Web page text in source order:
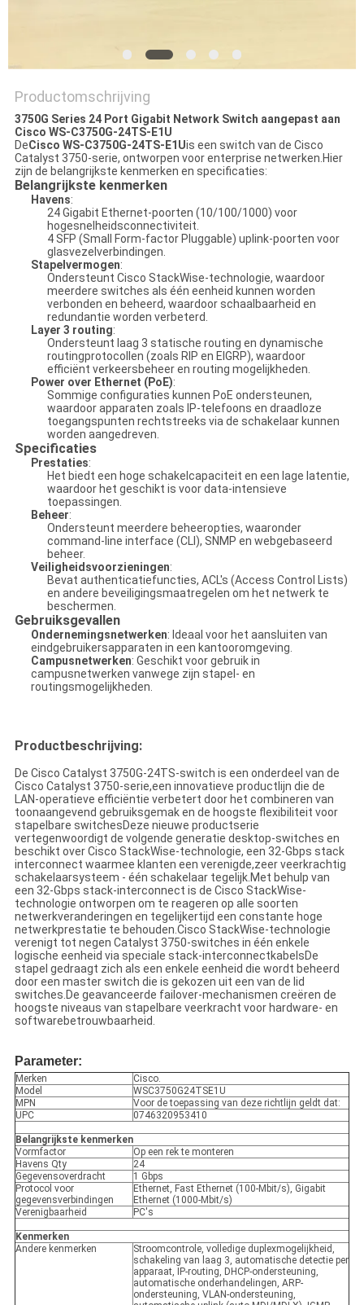
Productomschrijving
3750G Series 24 Port Gigabit Network Switch aangepast aan
Cisco WS-C3750G-24TS-E1U
DeCisco WS-C3750G-24TS-E1Uis een switch van de Cisco
Catalyst 3750-serie, ontworpen voor enterprise netwerken.Hier
zijn de belangrijkste kenmerken en specificaties:
Belangrijkste kenmerken
Havens:
24 Gigabit Ethernet-poorten (10/100/1000) voor
hogesnelheidsconnectiviteit.
4 SFP (Small Form-factor Pluggable) uplink-poorten voor
glasvezelverbindingen.
Stapelvermogen:
Ondersteunt Cisco StackWise-technologie, waardoor
meerdere switches als één eenheid kunnen worden
verbonden en beheerd, waardoor schaalbaarheid en
redundantie worden verbeterd.
Layer 3 routing:
Ondersteunt laag 3 statische routing en dynamische
routingprotocollen (zoals RIP en EIGRP), waardoor
efficiënt verkeersbeheer en routing mogelijkheden.
Power over Ethernet (PoE):
Sommige configuraties kunnen PoE ondersteunen,
waardoor apparaten zoals IP-telefoons en draadloze
toegangspunten rechtstreeks via de schakelaar kunnen
worden aangedreven.
Specificaties
Prestaties:
Het biedt een hoge schakelcapaciteit en een lage latentie,
waardoor het geschikt is voor data-intensieve
toepassingen.
Beheer:
Ondersteunt meerdere beheeropties, waaronder
command-line interface (CLI), SNMP en webgebaseerd
beheer.
Veiligheidsvoorzieningen:
Bevat authenticatiefuncties, ACL's (Access Control Lists)
en andere beveiligingsmaatregelen om het netwerk te
beschermen.
Gebruiksgevallen
Ondernemingsnetwerken: Ideaal voor het aansluiten van
eindgebruikersapparaten in een kantooromgeving.
Campusnetwerken: Geschikt voor gebruik in
campusnetwerken vanwege zijn stapel- en
routingsmogelijkheden.
Productbeschrijving:
De Cisco Catalyst 3750G-24TS-switch is een onderdeel van de
Cisco Catalyst 3750-serie,een innovatieve productlijn die de
LAN-operatieve efficiëntie verbetert door het combineren van
toonaangevend gebruiksgemak en de hoogste flexibiliteit voor
stapelbare switchesDeze nieuwe productserie
vertegenwoordigt de volgende generatie desktop-switches en
beschikt over Cisco StackWise-technologie, een 32-Gbps stack
interconnect waarmee klanten een verenigde,zeer veerkrachtig
schakelaarsysteem - één schakelaar tegelijk.Met behulp van
een 32-Gbps stack-interconnect is de Cisco StackWise-
technologie ontworpen om te reageren op alle soorten
netwerkveranderingen en tegelijkertijd een constante hoge
netwerkprestatie te behouden.Cisco StackWise-technologie
verenigt tot negen Catalyst 3750-switches in één enkele
logische eenheid via speciale stack-interconnectkabelsDe
stapel gedraagt zich als een enkele eenheid die wordt beheerd
door een master switch die is gekozen uit een van de lid
switches.De geavanceerde failover-mechanismen creëren de
hoogste niveaus van stapelbare veerkracht voor hardware- en
softwarebetrouwbaarheid.
Parameter:
Merken
Cisco.
Model
WSC3750G24TSE1U
MPN
Voor de toepassing van deze richtlijn geldt dat:
UPC
0746320953410
Belangrijkste kenmerken
Vormfactor
Op een rek te monteren
Havens Qty
24
Gegevensoverdracht
1 Gbps
Protocol voor
gegevensverbindingen
Ethernet, Fast Ethernet (100-Mbit/s), Gigabit
Ethernet (1000-Mbit/s)
Verenigbaarheid
PC's
Kenmerken
Andere kenmerken
Stroomcontrole, volledige duplexmogelijkheid,
schakeling van laag 3, automatische detectie per
apparaat, IP-routing, DHCP-ondersteuning,
automatische onderhandelingen, ARP-
ondersteuning, VLAN-ondersteuning,